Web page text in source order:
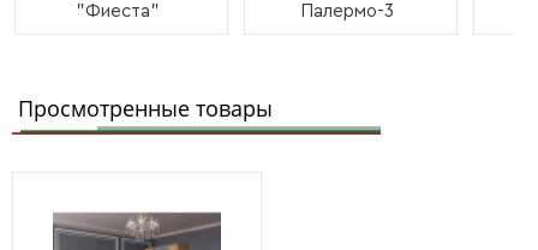
"Фиеста"
Палермо-3
Просмотренные товары